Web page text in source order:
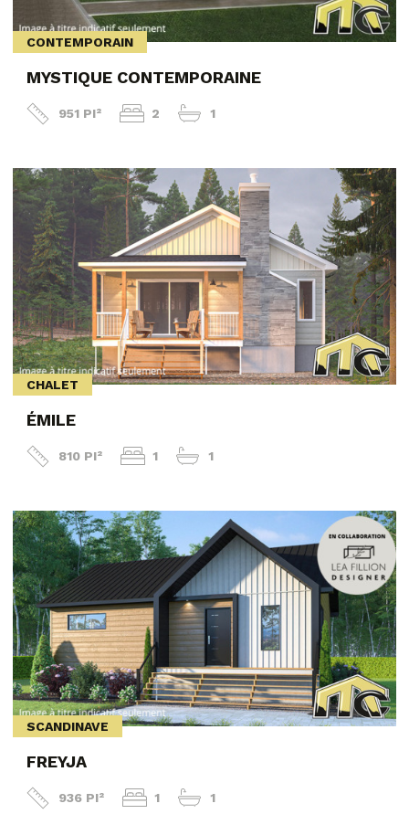
CONTEMPORAIN
MYSTIQUE CONTEMPORAINE
951 PI² 2 1
CHALET
ÉMILE
810 PI² 1 1
SCANDINAVE
FREYJA
936 PI² 1 1